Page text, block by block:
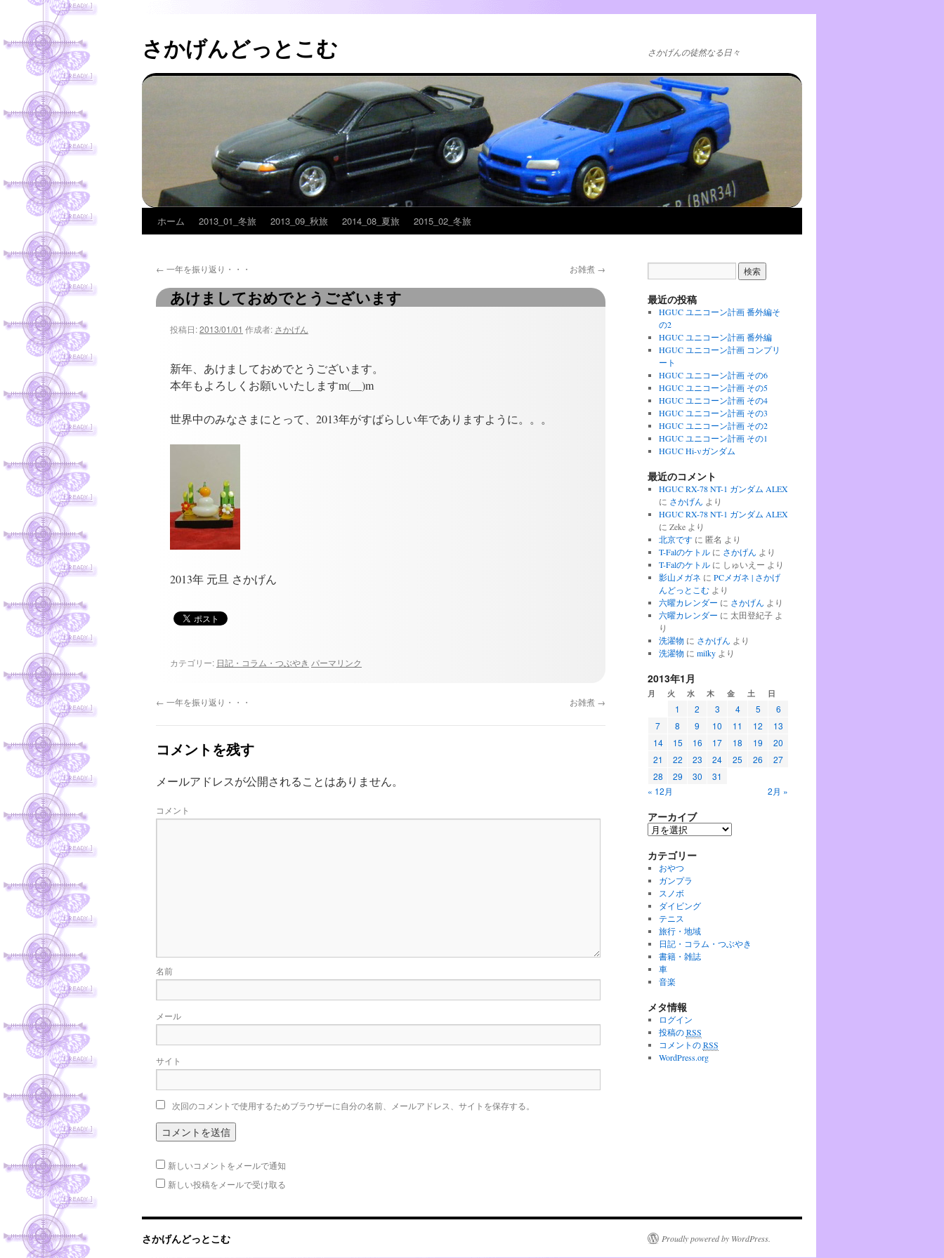
さかげんどっとこむ さかげんの徒然なる日々
テ
ン
ホーム 2013_01_冬旅 2013_09_秋旅 2014_08_夏旅 2015_02_冬旅
← 一年を振り返り・・・ お雑煮 →
あけましておめでとうございます
投稿日:2013/01/01 作成者: さかげん
新年、あけましておめでとうございます。
本年もよろしくお願いいたしますm(__)m
世界中のみなさまにとって、2013年がすばらしい年でありますように。。。
2013年 元旦 さかげん
カテゴリー: 日記・コラム・つぶやき パーマリンク
← 一年を振り返り・・・ お雑煮 →
コメントを残す
メールアドレスが公開されることはありません。
コメント
名前
メール
サイト
次回のコメントで使用するためブラウザーに自分の名前、メールアドレス、サイトを保存する。
新しいコメントをメールで通知
新しい投稿をメールで受け取る
最近の投稿
HGUC ユニコーン計画 番外編そ
の2
HGUC ユニコーン計画 番外編
HGUC ユニコーン計画 コンプリ
ート
HGUC ユニコーン計画 その6
HGUC ユニコーン計画 その5
HGUC ユニコーン計画 その4
HGUC ユニコーン計画 その3
HGUC ユニコーン計画 その2
HGUC ユニコーン計画 その1
HGUC Hi-νガンダム
最近のコメント
HGUC RX-78 NT-1 ガンダム ALEX
に さかげん より
HGUC RX-78 NT-1 ガンダム ALEX
に Zekeより
北京ですに 匿名 より
T-Falのケトルに さかげん より
T-Falのケトルに しゅいえー より
影山メガネ に PCメガネ | さかげ
んどっとこむより
六曜カレンダー に さかげん より
六曜カレンダー に 太田登紀子よ
り
洗濯物 に さかげん より
洗濯物 に milkyより
2013年1月
月 火 水 木 金 土 日
« 12月 2月 »
1 2 3 4 5
6
7
8 9 10 11 12
13
14
15 16 17 18 19
20
21
22 23 24 25 26
27
28
29 30 31
アーカイブ
ア
カ
イ
ブ
カテゴリー
おやつ
ガンプラ
スノボ
ダイビング
テニス
旅行・地域
日記・コラム・つぶやき
書籍・雑誌
車
音楽
メタ情報
ログイン
投稿のRSS
コメントのRSS
WordPress.org
さかげんどっとこむ Proudly powered by WordPress.